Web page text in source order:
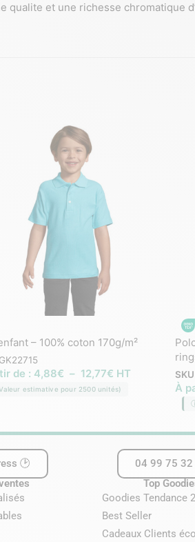
qualite et une richesse chromatique
– 100% coton 170g/m²
GK22715
de : 4,88€ – 12,77€ HT
estimative pour 2500 unités) À
🕑
04 99 75 32
Top
Goodies Tendance
Best Seller
Cadeaux Clients